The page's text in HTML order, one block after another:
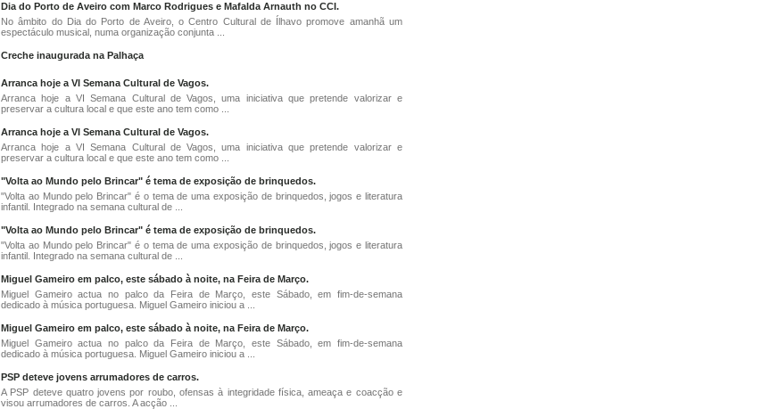
Dia do Porto de Aveiro com Marco Rodrigues e Mafalda Arnauth no CCI.
No âmbito do Dia do Porto de Aveiro, o Centro Cultural de Ílhavo promove amanhã um
espectáculo musical, numa organização conjunta ...
Creche inaugurada na Palhaça
Arranca hoje a VI Semana Cultural de Vagos.
Arranca hoje a VI Semana Cultural de Vagos, uma iniciativa que pretende valorizar e
preservar a cultura local e que este ano tem como ...
Arranca hoje a VI Semana Cultural de Vagos.
Arranca hoje a VI Semana Cultural de Vagos, uma iniciativa que pretende valorizar e
preservar a cultura local e que este ano tem como ...
"Volta ao Mundo pelo Brincar" é tema de exposição de brinquedos.
"Volta ao Mundo pelo Brincar" é o tema de uma exposição de brinquedos, jogos e literatura
infantil. Integrado na semana cultural de ...
"Volta ao Mundo pelo Brincar" é tema de exposição de brinquedos.
"Volta ao Mundo pelo Brincar" é o tema de uma exposição de brinquedos, jogos e literatura
infantil. Integrado na semana cultural de ...
Miguel Gameiro em palco, este sábado à noite, na Feira de Março.
Miguel Gameiro actua no palco da Feira de Março, este Sábado, em fim-de-semana
dedicado à música portuguesa. Miguel Gameiro iniciou a ...
Miguel Gameiro em palco, este sábado à noite, na Feira de Março.
Miguel Gameiro actua no palco da Feira de Março, este Sábado, em fim-de-semana
dedicado à música portuguesa. Miguel Gameiro iniciou a ...
PSP deteve jovens arrumadores de carros.
A PSP deteve quatro jovens por roubo, ofensas à integridade física, ameaça e coacção e
visou arrumadores de carros. A acção ...